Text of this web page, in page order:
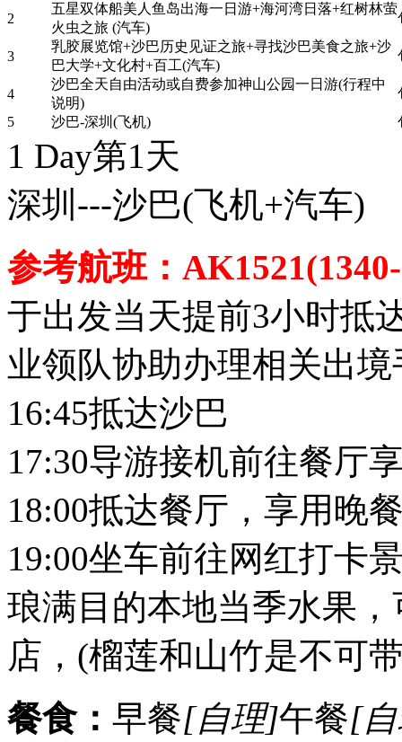
2
五星双体船美人鱼岛出海一日游+海河湾日落+红树林萤
火虫之旅 (汽车)
3
乳胶展览馆+沙巴历史见证之旅+寻找沙巴美食之旅+沙
巴大学+文化村+百工(汽车)
4
沙巴全天自由活动或自费参加神山公园一日游(行程中
说明)
5
沙巴-深圳(飞机)
1 Day第1天
深圳---沙巴(飞机+汽车)
参考航班：
于出发当天提前3小时抵
业领队协助办理相关出
16:45抵达沙巴
17:30导游接机前往餐厅
18:00抵达餐厅，享用晚
19:00坐车前往网红打卡
琅满目的本地当季水果
店，(榴莲和山竹是不可
餐食： 早餐[自理]午餐[